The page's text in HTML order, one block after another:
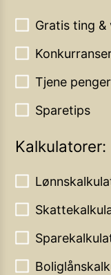
Gratis ting
Tjene penger
Sparetips
Kalkulatorer: